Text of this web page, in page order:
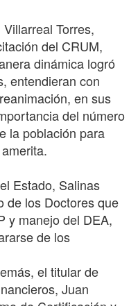
Torres,
del CRUM,
dinámica logró
entendieran con
en sus
del número
la población para
Estado, Salinas
de los Doctores que
y manejo del DEA,
de los
el titular de
Juan